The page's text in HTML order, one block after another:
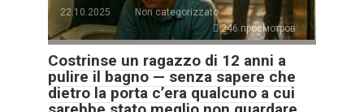
22.10.2025
Non categorizzato
246 просмотров
Costrinse un ragazzo di 12 anni a
pulire il bagno — senza sapere che
dietro la porta c’era qualcuno a cui